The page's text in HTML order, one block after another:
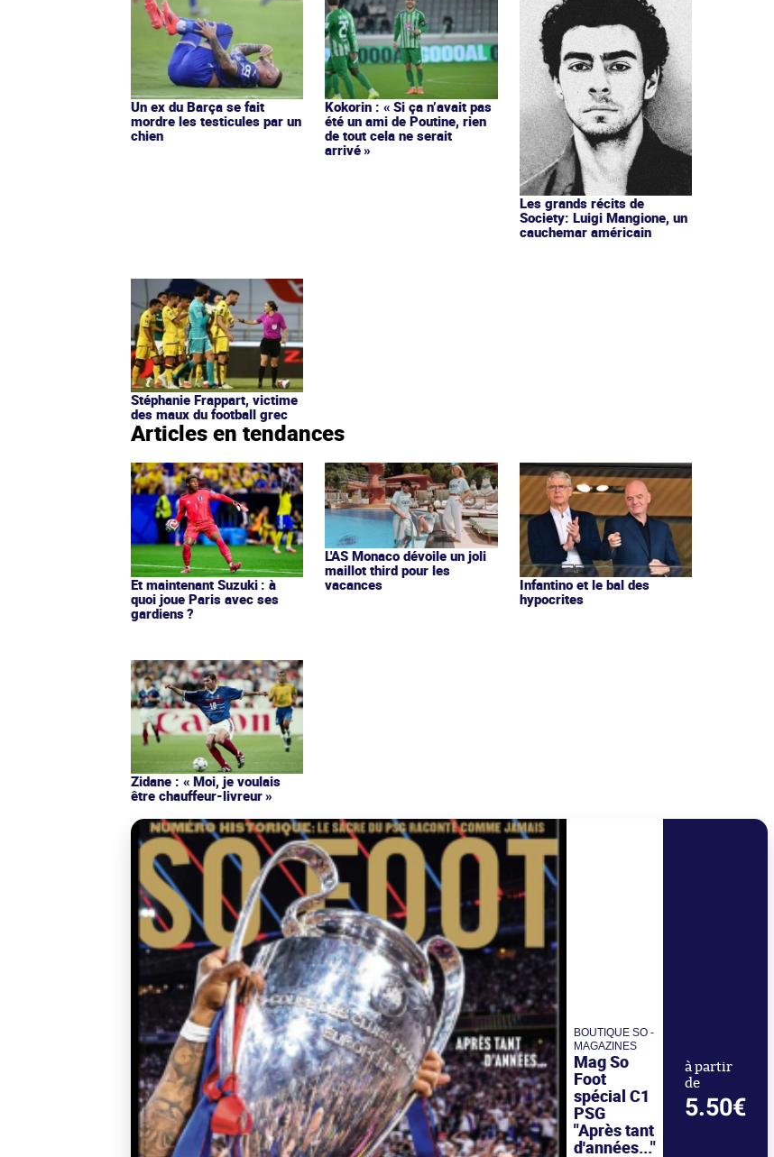
Un ex du Barça se fait
mordre les testicules par un
chien
Kokorin : « Si ça n’avait pas
été un ami de Poutine, rien
de tout cela ne serait
arrivé »
Les grands récits de
Society: Luigi Mangione, un
cauchemar américain
Stéphanie Frappart, victime
des maux du football grec
Articles en tendances
Et maintenant Suzuki : à
quoi joue Paris avec ses
gardiens ?
L'AS Monaco dévoile un joli
maillot third pour les
vacances
Infantino et le bal des
hypocrites
Zidane : « Moi, je voulais
être chauffeur-livreur »
BOUTIQUE SO -
MAGAZINES
Mag So
Foot
spécial C1
PSG
"Après tant
d'années..."
à partir
de
5.50€